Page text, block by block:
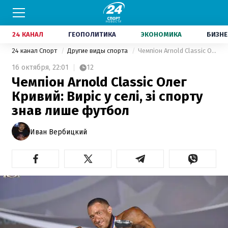
24 КАНАЛ ГЕОПОЛИТИКА ЭКОНОМИКА
24 канал Спорт Другие виды спорта Чемпіон Arnold Classic Олег Кривий: Виріс у селі, зі спорту знав лише футбол
16 октября, 22:01 12
Чемпіон Arnold Classic Олег
Кривий: Виріс у селі, зі спорту
знав лише футбол
Иван Вербицкий